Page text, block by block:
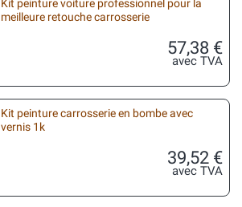
Kit peinture voiture professionnel pour la
meilleure retouche carrosserie
57,38 €
avec TVA
Kit peinture carrosserie en bombe avec
vernis 1k
39,52 €
avec TVA